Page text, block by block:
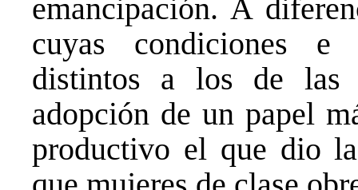
emancipación. A
cuyas condiciones e
distintos a los de las
adopción de un papel
productivo el que dio